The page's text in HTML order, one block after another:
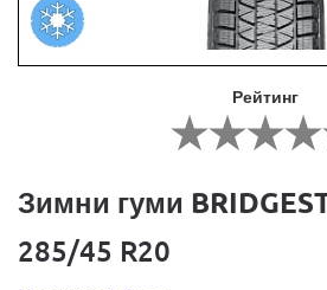
Рейтинг
Зимни гуми
285/45 R20